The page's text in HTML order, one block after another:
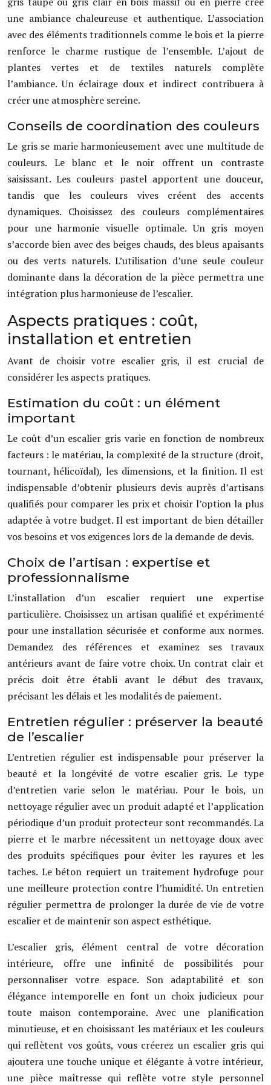
une ambiance chaleureuse et authentique. L’association
avec des éléments traditionnels comme le bois et la pierre
renforce le charme rustique de l’ensemble. L’ajout de
plantes vertes et de textiles naturels complète
l’ambiance. Un éclairage doux et indirect contribuera à
créer une atmosphère sereine.
Conseils de coordination des couleurs
Le gris se marie harmonieusement avec une multitude de
couleurs. Le blanc et le noir offrent un contraste
saisissant. Les couleurs pastel apportent une douceur,
tandis que les couleurs vives créent des accents
dynamiques. Choisissez des couleurs complémentaires
pour une harmonie visuelle optimale. Un gris moyen
s’accorde bien avec des beiges chauds, des bleus apaisants
ou des verts naturels. L’utilisation d’une seule couleur
dominante dans la décoration de la pièce permettra une
intégration plus harmonieuse de l’escalier.
Aspects pratiques : coût,
installation et entretien
Avant de choisir votre escalier gris, il est crucial de
considérer les aspects pratiques.
Estimation du coût : un élément
important
Le coût d’un escalier gris varie en fonction de nombreux
facteurs : le matériau, la complexité de la structure (droit,
tournant, hélicoïdal), les dimensions, et la finition. Il est
indispensable d’obtenir plusieurs devis auprès d’artisans
qualifiés pour comparer les prix et choisir l’option la plus
adaptée à votre budget. Il est important de bien détailler
vos besoins et vos exigences lors de la demande de devis.
Choix de l’artisan : expertise et
professionnalisme
L’installation d’un escalier requiert une expertise
particulière. Choisissez un artisan qualifié et expérimenté
pour une installation sécurisée et conforme aux normes.
Demandez des références et examinez ses travaux
antérieurs avant de faire votre choix. Un contrat clair et
précis doit être établi avant le début des travaux,
précisant les délais et les modalités de paiement.
Entretien régulier : préserver la beauté
de l’escalier
L’entretien régulier est indispensable pour préserver la
beauté et la longévité de votre escalier gris. Le type
d’entretien varie selon le matériau. Pour le bois, un
nettoyage régulier avec un produit adapté et l’application
périodique d’un produit protecteur sont recommandés. La
pierre et le marbre nécessitent un nettoyage doux avec
des produits spécifiques pour éviter les rayures et les
taches. Le béton requiert un traitement hydrofuge pour
une meilleure protection contre l’humidité. Un entretien
régulier permettra de prolonger la durée de vie de votre
escalier et de maintenir son aspect esthétique.
L’escalier gris, élément central de votre décoration
intérieure, offre une infinité de possibilités pour
personnaliser votre espace. Son adaptabilité et son
élégance intemporelle en font un choix judicieux pour
toute maison contemporaine. Avec une planification
minutieuse, et en choisissant les matériaux et les couleurs
qui reflètent vos goûts, vous créerez un escalier gris qui
ajoutera une touche unique et élégante à votre intérieur,
une pièce maîtresse qui reflète votre style personnel